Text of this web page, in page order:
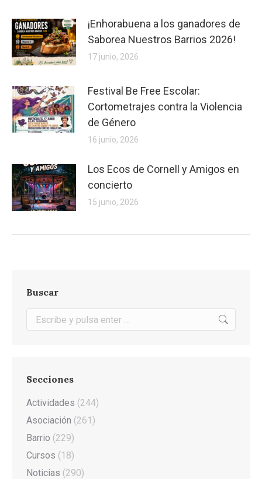
¡Enhorabuena a los ganadores de
Saborea Nuestros Barrios 2026!
17 junio, 2026
Festival Be Free Escolar:
Cortometrajes contra la Violencia
de Género
16 junio, 2026
Los Ecos de Cornell y Amigos en
concierto
15 junio, 2026
Buscar
Buscar:
Secciones
Actividades (244)
Asociación (261)
Barrio (229)
Cursos (18)
Noticias (290)